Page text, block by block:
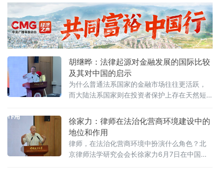
框架与实践路径。管晓峰从市场发展环境问
展的根本路径。
胡继晔：法律起源对金融发展的国际比较
及其对中国的启示
为什么普通法系国家的金融市场往往更活跃，
而大陆法系国家则在投资者保护上存在天然短
长背后是否隐藏着法治短板？中国政法大学商
学院教授、法治化营商环境建设与数字金融研
究课题组组长胡继晔6月7日在该校研究中心揭
牌仪式既同期举办的“法治筑基、商业有序——
地方政府促进招商引资和高质量发展路径”法治
徐家力：律师在法治化营商环境建设中的
地位和作用
律师，在法治化营商环境中扮演什么角色？北
京律师法学研究会会长徐家力6月7日在中国政